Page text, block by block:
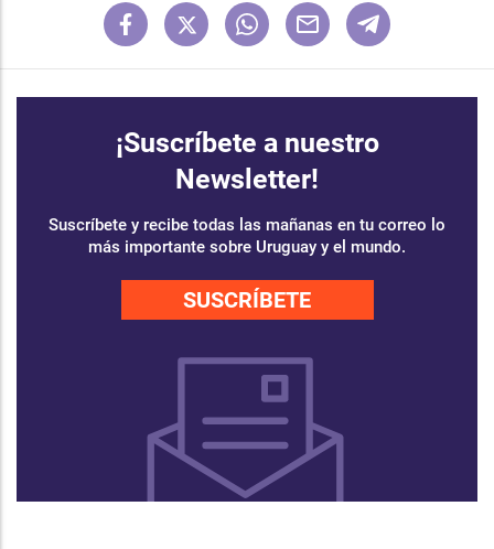
¡Suscríbete a nuestro
Newsletter!
Suscríbete y recibe todas las mañanas en tu correo lo
más importante sobre Uruguay y el mundo.
SUSCRÍBETE